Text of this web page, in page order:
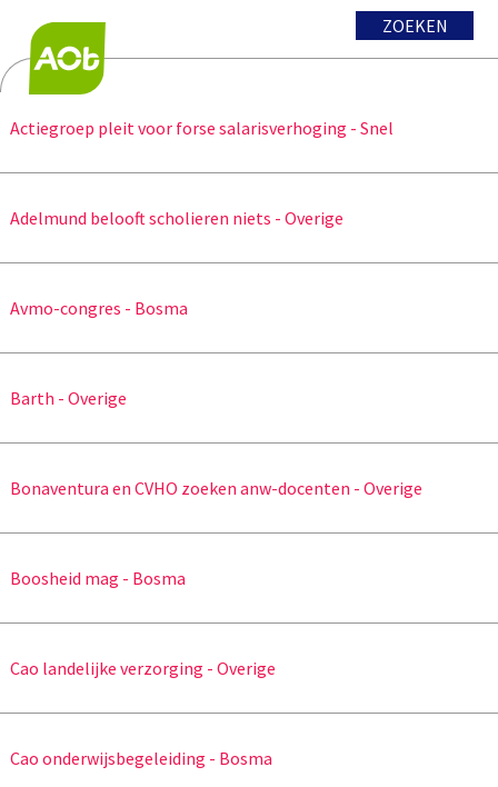
ZOEKEN
Actiegroep pleit voor forse salarisverhoging - Snel
Adelmund belooft scholieren niets - Overige
Avmo-congres - Bosma
Barth - Overige
Bonaventura en CVHO zoeken anw-docenten - Overige
Boosheid mag - Bosma
Cao landelijke verzorging - Overige
Cao onderwijsbegeleiding - Bosma